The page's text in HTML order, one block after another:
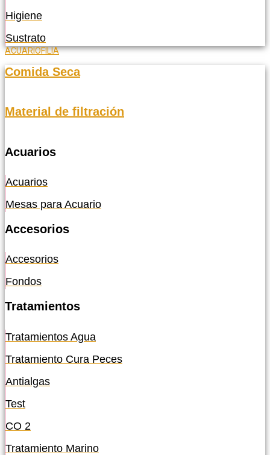
Higiene
Sustrato
ACUARIOFILIA
Comida Seca
Material de filtración
Acuarios
Acuarios
Mesas para Acuario
Accesorios
Accesorios
Fondos
Tratamientos
Tratamientos Agua
Tratamiento Cura Peces
Antialgas
Test
CO 2
Tratamiento Marino